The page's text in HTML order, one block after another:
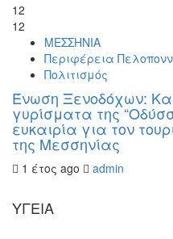
12
12
ΜΕΣΣΗΝΙΑ
Περιφέρεια
Πολιτισμός
Ένωση Ξενοδόχων:
γυρίσματα της
ευκαιρία για τον
της Μεσσηνίας
1 έτος ago admin
ΥΓΕΙΑ